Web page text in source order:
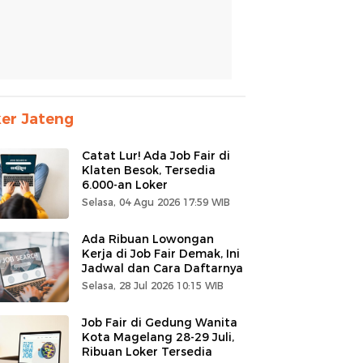
Jateng
Catat Lur! Ada Job Fair di
Klaten Besok, Tersedia
6.000-an Loker
Selasa, 04 Agu 2026 17:59 WIB
Ada Ribuan Lowongan
Kerja di Job Fair Demak, Ini
Jadwal dan Cara Daftarnya
Selasa, 28 Jul 2026 10:15 WIB
Job Fair di Gedung Wanita
Kota Magelang 28-29 Juli,
Ribuan Loker Tersedia